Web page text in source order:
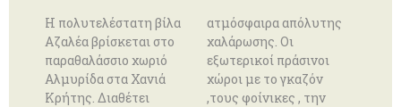
Η πολυτελέστατη βίλα
Αζαλέα βρίσκεται στο
παραθαλάσσιο χωριό
Αλμυρίδα στα Χανιά
Κρήτης. Διαθέτει
ατμόσφαιρα απόλυτης
χαλάρωσης. Οι
εξωτερικοί πράσινοι
χώροι με το γκαζόν
,τους φοίνικες , την